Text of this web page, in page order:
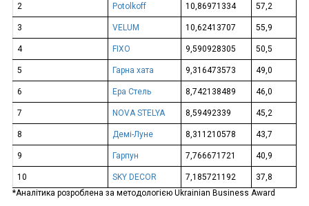
2 Potolkoff 10,86971334 57,2
3 VELUM 10,62413707 55,9
4 FIXO 9,590928305 50,5
5 Гарна хата 9,316473573 49,0
6 Ера Стель 8,742138489 46,0
7 NOVA STELYA 8,59492339 45,2
8 Демі-Луне 8,311210578 43,7
9 Гарпун 7,766671721 40,9
10 SKY DECOR 7,185721192
37,8
*Аналітика розроблена за методологією Ukrainian Business Award